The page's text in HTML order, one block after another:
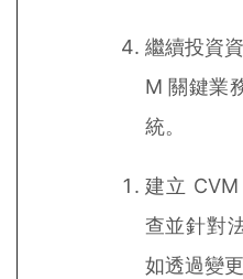
繼續投資
M 關鍵業
統。
建立
查並針對
如透過變